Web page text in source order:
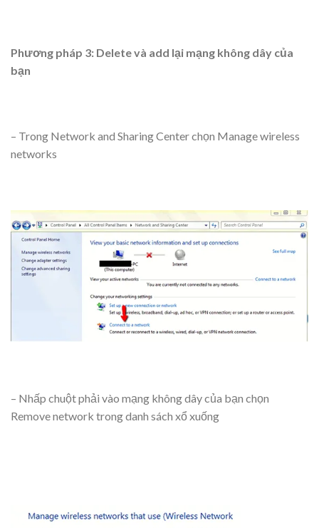
Phương pháp 3: Delete và add lại mạng không dây của
bạn
– Trong Network and Sharing Center chọn Manage wireless
networks
– Nhấp chuột phải vào mạng không dây của bạn chọn
Remove network trong danh sách xổ xuống